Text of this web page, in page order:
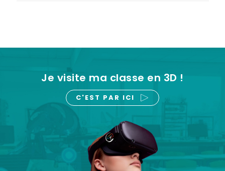
Je visite ma classe en 3D !
C'EST PAR ICI